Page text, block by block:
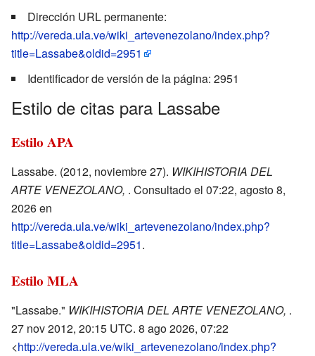
Dirección URL permanente:
http://vereda.ula.ve/wiki_artevenezolano/index.php?
title=Lassabe&oldid=2951
Identificador de versión de la página: 2951
Estilo de citas para Lassabe
Estilo APA
Lassabe. (2012, noviembre 27). WIKIHISTORIA DEL
ARTE VENEZOLANO, . Consultado el 07:22, agosto 8,
2026 en
http://vereda.ula.ve/wiki_artevenezolano/index.php?
title=Lassabe&oldid=2951.
Estilo MLA
"Lassabe." WIKIHISTORIA DEL ARTE VENEZOLANO, .
27 nov 2012, 20:15 UTC. 8 ago 2026, 07:22
<http://vereda.ula.ve/wiki_artevenezolano/index.php?